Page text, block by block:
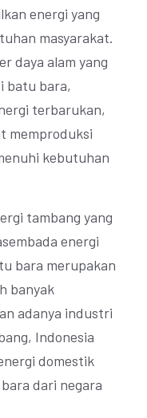
energi yang
masyarakat.
daya alam yang
batu bara,
terbarukan,
memproduksi
kebutuhan
tambang yang
energi
bara merupakan
banyak
adanya industri
Indonesia
domestik
dari negara